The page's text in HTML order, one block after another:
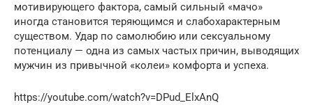
мотивирующего фактора, самый сильный «мачо»
иногда становится теряющимся и слабохарактерным
существом. Удар по самолюбию или сексуальному
потенциалу — одна из самых частых причин, выводящих
мужчин из привычной «колеи» комфорта и успеха.
https://youtube.com/watch?v=DPud_ElxAnQ